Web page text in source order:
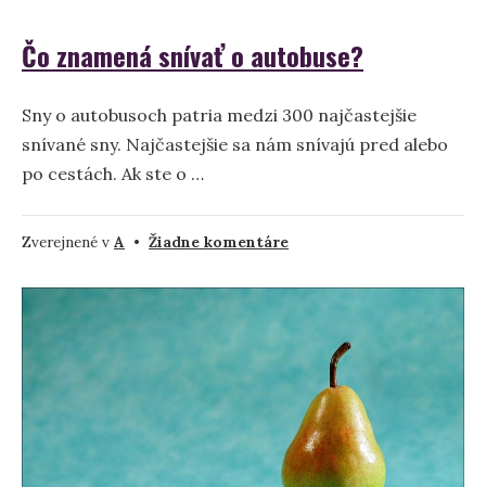
Čo znamená snívať o autobuse?
Sny o autobusoch patria medzi 300 najčastejšie
snívané sny. Najčastejšie sa nám snívajú pred alebo
po cestách. Ak ste o …
Zverejnené v A • Žiadne komentárena
znamená
autobuse?